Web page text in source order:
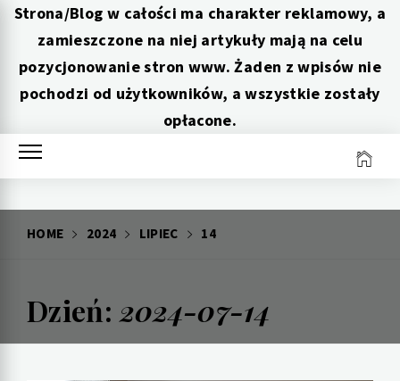
Strona/Blog w całości ma charakter reklamowy, a
zamieszczone na niej artykuły mają na celu
pozycjonowanie stron www. Żaden z wpisów nie
pochodzi od użytkowników, a wszystkie zostały
opłacone.
Skip
HOME 2024 LIPIEC 14
Dzień: 2024-07-14